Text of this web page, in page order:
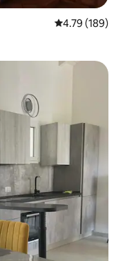
平均评分 4.79
4.79 (189)